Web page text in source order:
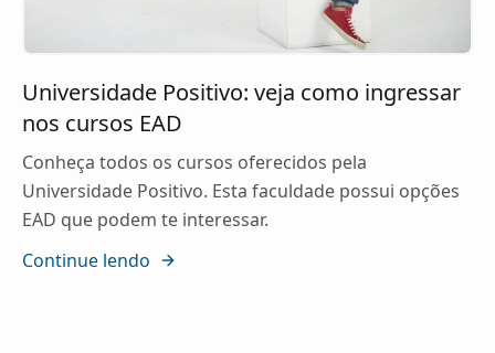
Universidade Positivo: veja como ingressar
nos cursos EAD
Conheça todos os cursos oferecidos pela
Universidade Positivo. Esta faculdade possui opções
EAD que podem te interessar.
Continue lendo